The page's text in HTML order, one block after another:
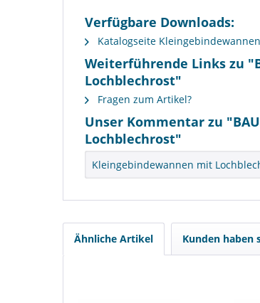
Verfügbare Downloads:
Katalogseite
Weiterführende Links zu
Lochblechrost"
Fragen zum Artikel?
Unser Kommentar zu
Lochblechrost"
Kleingebindewannen mit
Ähnliche Artikel Kunden haben